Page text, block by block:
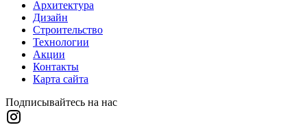
Архитектура
Дизайн
Строительство
Технологии
Акции
Контакты
Карта сайта
Подписывайтесь на нас